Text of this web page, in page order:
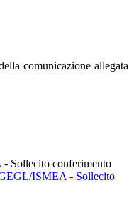
comunicazione allegata
Sollecito conferimento
ISMEA - Sollecito